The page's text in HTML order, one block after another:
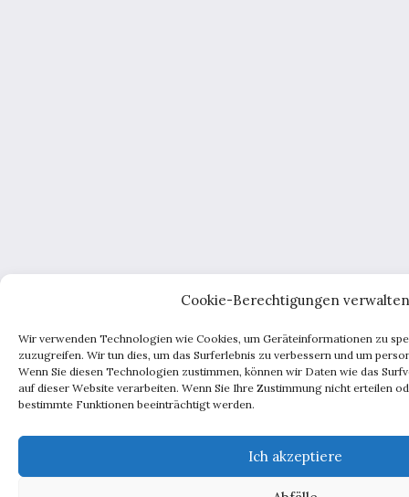
Cookie-Berechtigungen verwalten
Wir verwenden Technologien wie Cookies, um Geräteinformationen zu
zuzugreifen. Wir tun dies, um das Surferlebnis zu verbessern und um
Wenn Sie diesen Technologien zustimmen, können wir Daten wie das
auf dieser Website verarbeiten. Wenn Sie Ihre Zustimmung nicht erteilen
bestimmte Funktionen beeinträchtigt werden.
Ich akzeptiere